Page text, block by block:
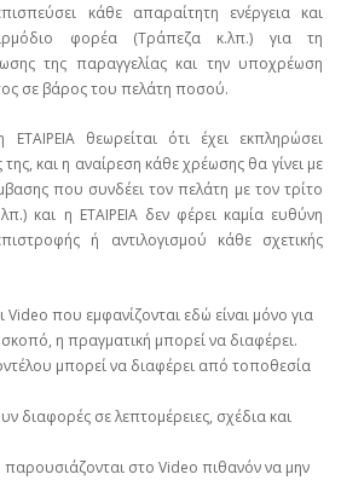
κάθε απαραίτητη ενέργεια και
φορέα (Τράπεζα κ.λπ.) για τη
της παραγγελίας και την υποχρέωση
σε βάρος του πελάτη ποσού.
θεωρείται ότι έχει εκπληρώσει
και η αναίρεση κάθε χρέωσης θα γίνει με
που συνδέει τον πελάτη με τον τρίτο
και η ΕΤΑΙΡΕΙΑ δεν φέρει καμία ευθύνη
ή αντιλογισμού κάθε σχετικής
που εμφανίζονται εδώ είναι μόνο για
η πραγματική μπορεί να διαφέρει.
μπορεί να διαφέρει από τοποθεσία
διαφορές σε λεπτομέρειες, σχέδια και
στο Video πιθανόν να μην